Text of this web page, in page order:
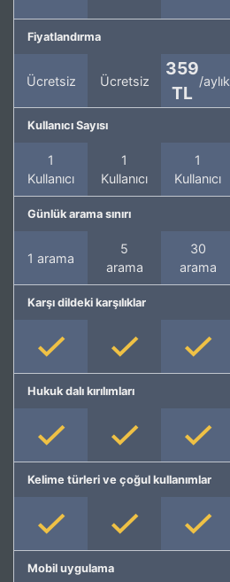
Fiyatlandırma
Ücretsiz Ücretsiz
359
TL
/aylık
Kullanıcı Sayısı
1
Kullanıcı
1
Kullanıcı
1
Kullanıcı
Günlük arama sınırı
1 arama
5
arama
30
arama
Karşı dildeki karşılıklar
Hukuk dalı kırılımları
Kelime türleri ve çoğul kullanımlar
Mobil uygulama